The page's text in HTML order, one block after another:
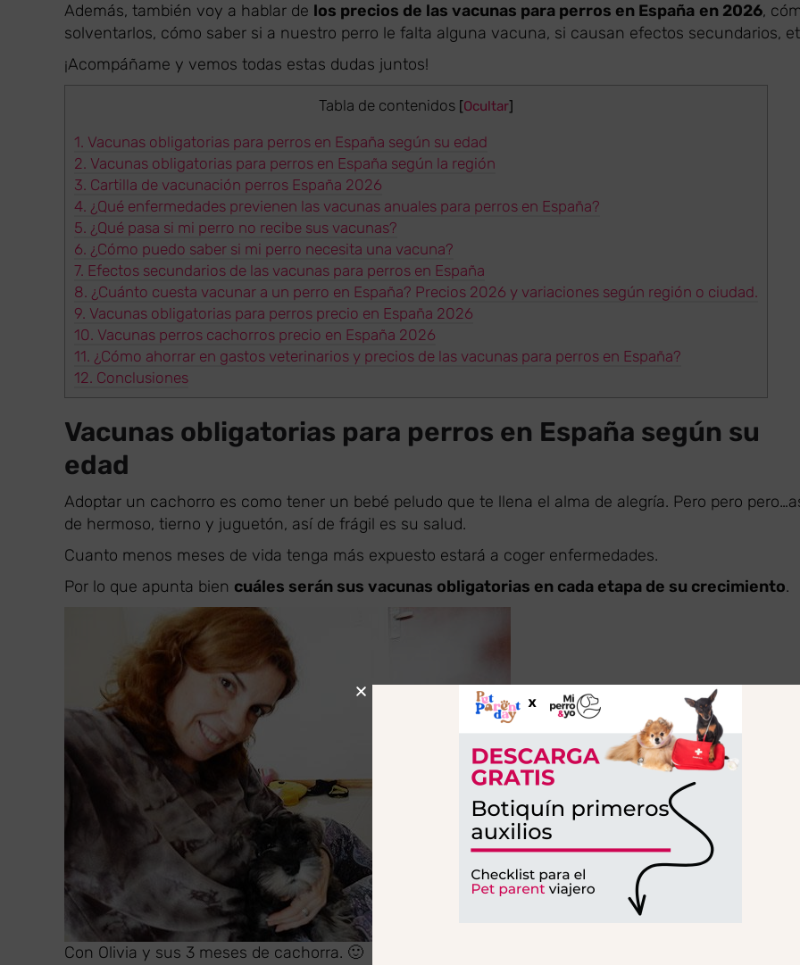
Además, también voy a hablar de los precios de las vacunas para perros en España en 2026,
solventarlos, cómo saber si a nuestro perro le falta alguna vacuna, si causan efectos secundarios,
¡Acompáñame y vemos todas estas dudas juntos!
Tabla de contenidos [Ocultar]
1. Vacunas obligatorias para perros en España según su edad
2. Vacunas obligatorias para perros en España según la región
3. Cartilla de vacunación perros España 2026
4. ¿Qué enfermedades previenen las vacunas anuales para perros en España?
5. ¿Qué pasa si mi perro no recibe sus vacunas?
6. ¿Cómo puedo saber si mi perro necesita una vacuna?
7. Efectos secundarios de las vacunas para perros en España
8. ¿Cuánto cuesta vacunar a un perro en España? Precios 2026 y variaciones según región o ciudad.
9. Vacunas obligatorias para perros precio en España 2026
10. Vacunas perros cachorros precio en España 2026
11. ¿Cómo ahorrar en gastos veterinarios y precios de las vacunas para perros en España?
12. Conclusiones
Vacunas obligatorias para perros en España según su
edad
Adoptar un cachorro es como tener un bebé peludo que te llena el alma de alegría. Pero pero
de hermoso, tierno y juguetón, así de frágil es su salud.
Cuanto menos meses de vida tenga más expuesto estará a coger enfermedades.
Por lo que apunta bien cuáles serán sus vacunas obligatorias en cada etapa de su crecimiento.
Con Olivia y sus 3 meses de cachorra. 🙂